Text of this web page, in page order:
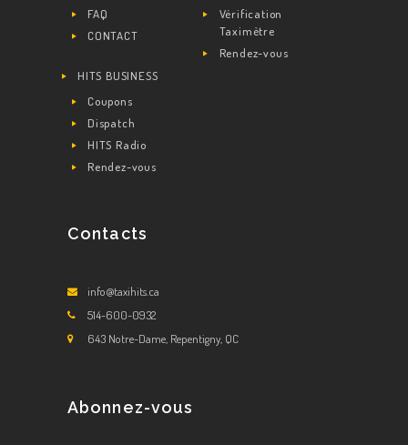
FAQ
CONTACT
Vérification
Taximètre
Rendez-vous
HITS BUSINESS
Coupons
Dispatch
HITS Radio
Rendez-vous
Contacts
info@taxihits.ca
514-600-0932
643 Notre-Dame, Repentigny, QC
Abonnez-vous